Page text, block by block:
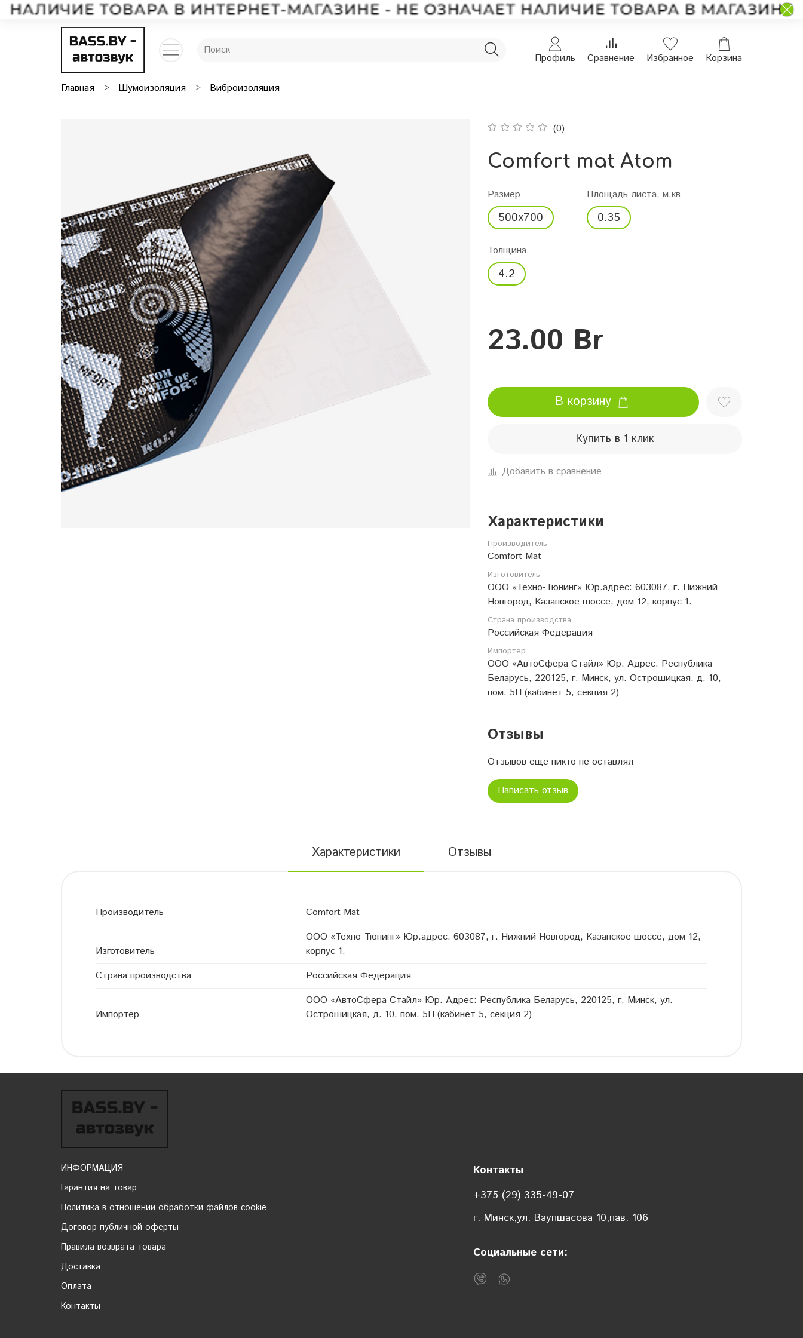
Профиль Сравнение Избранное Корзина
Главная Шумоизоляция Виброизоляция
(0)
Comfort mat Atom
Размер
500х700
Площадь листа, м.кв
0.35
Толщина
4.2
23.00 Br
В корзину
Купить в 1 клик
Добавить в сравнение
Характеристики
Производитель
Comfort Mat
Изготовитель
ООО «Техно-Тюнинг» Юр.адрес: 603087, г. Нижний
Новгород, Казанское шоссе, дом 12, корпус 1.
Страна производства
Российская Федерация
Импортер
ООО «АвтоСфера Стайл» Юр. Адрес: Республика
Беларусь, 220125, г. Минск, ул. Острошицкая, д. 10,
пом. 5Н (кабинет 5, секция 2)
Отзывы
Отзывов еще никто не оставлял
Написать отзыв
Характеристики Отзывы
Производитель Comfort Mat
Изготовитель
ООО «Техно-Тюнинг» Юр.адрес: 603087, г. Нижний Новгород, Казанское шоссе, дом 12,
корпус 1.
Страна производства
Российская Федерация
Импортер
ООО «АвтоСфера Стайл» Юр. Адрес: Республика Беларусь, 220125, г. Минск, ул.
Острошицкая, д. 10, пом. 5Н (кабинет 5, секция 2)
ИНФОРМАЦИЯ
Гарантия на товар
Политика в отношении обработки файлов cookie
Договор публичной оферты
Правила возврата товара
Доставка
Оплата
Контакты
Контакты
+375 (29) 335-49-07
г. Минск,ул. Ваупшасова 10,пав. 106
Социальные сети: